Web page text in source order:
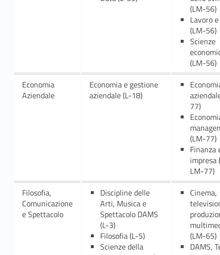
i
r
(LM-56)
Lavoro
(LM-56)
Scienze
(LM-56)
Economia
Aziendale
Economia e gestione
aziendale (L-18)
77)
(LM-77)
Finanza
impresa
LM-77)
Filosofia,
Comunicazione
e Spettacolo
Discipline delle
Arti, Musica e
Spettacolo DAMS
(L-3)
Filosofia (L-5)
Scienze della
Cinema,
(LM-65)
DAMS,